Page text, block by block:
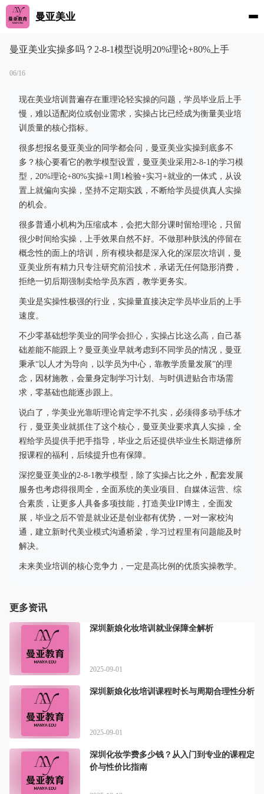
曼亚美业
曼亚美业实操多吗？2-8-1模型说明20%理论+80%上手
06/16
现在美业培训普遍存在重理论轻实操的问题，学员毕业后上手
慢，难以适配岗位或创业需求，实操占比已经成为衡量美业培
训质量的核心指标。
很多想报名曼亚美业的同学都会问，曼亚美业实操到底多不
多？核心要看它的教学模型设置，曼亚美业采用2-8-1的学习模
型，20%理论+80%实操+1周1检验+实习+就业的一体式，从设
置上就偏向实操，坚持不定期实践，不断给学员提供真人实操
的机会。
很多普通小机构为压缩成本，会把大部分课时留给理论，只留
很少时间给实操，上手效果自然不好。不做那种肤浅的停留在
概念性的面上的培训，所有模块都是深入化的深层次培训，曼
亚美业所有精力只专注研究前沿技术，承诺无任何隐形消费，
拒绝一切后期强制卖给学员东西，教学更务实。
美业是实操性极强的行业，实操量直接决定学员毕业后的上手
速度。
不少零基础想学美业的同学会担心，实操占比这么高，自己基
础差能不能跟上？曼亚美业早就考虑到不同学员的情况，曼亚
秉承“以人才为导向，以学员为中心，靠教学质量发展”的理
念，因材施教，会量身定制学习计划、与时俱进贴合市场需
求，零基础也能逐步跟上。
说白了，学美业光靠听理论肯定学不扎实，必须得多动手练才
行，曼亚美业就抓住了这个核心，曼亚美业要求真人实操，全
程给学员提供手把手指导，毕业之后还提供毕业生长期进修所
报课程的福利，后续提升也有保障。
深挖曼亚美业的2-8-1教学模型，除了实操占比之外，配套发展
服务也考虑得很周全，全面系统的美业项目、自媒体运营、综
合素质，让更多人具备多项技能，打造美业IP博主，全面发
展，毕业之后不管是就业还是创业都有优势，一对一家校沟
通，建立新时代美业模式沟通桥梁，学习过程里有问题能及时
解决。
未来美业培训的核心竞争力，一定是高比例的优质实操教学。
更多资讯
深圳新娘化妆培训就业保障全解析
2025-09-01
深圳新娘化妆培训课程时长与周期合理性分析
2025-09-01
深圳化妆学费多少钱？从入门到专业的课程定
价与性价比指南